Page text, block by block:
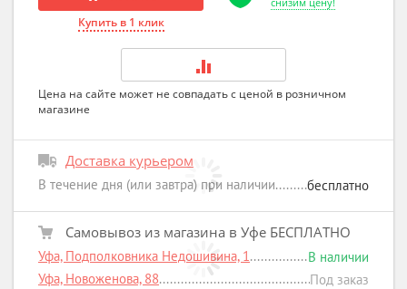
Купить в 1 клик
Цена на сайте может не совпадать с ценой в розничном
магазине
Доставка курьером
В течение дня (или завтра) при наличии бесплатно
Самовывоз из магазина в Уфе БЕСПЛАТНО
Уфа, Подполковника Недошивина, 1
В наличии
Уфа, Новоженова, 88
Под заказ